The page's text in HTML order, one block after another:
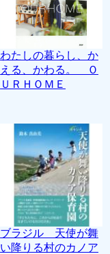
わたしの暮らし、か
える、かわる。 Ｏ
ＵＲＨＯＭＥ
ブラジル 天使が舞
い降りる村のカノア